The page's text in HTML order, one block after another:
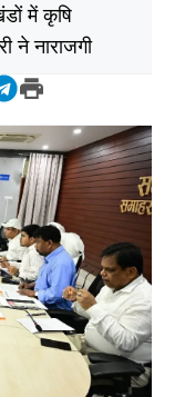
में कृषि
ने नाराजगी
Telegram
Print